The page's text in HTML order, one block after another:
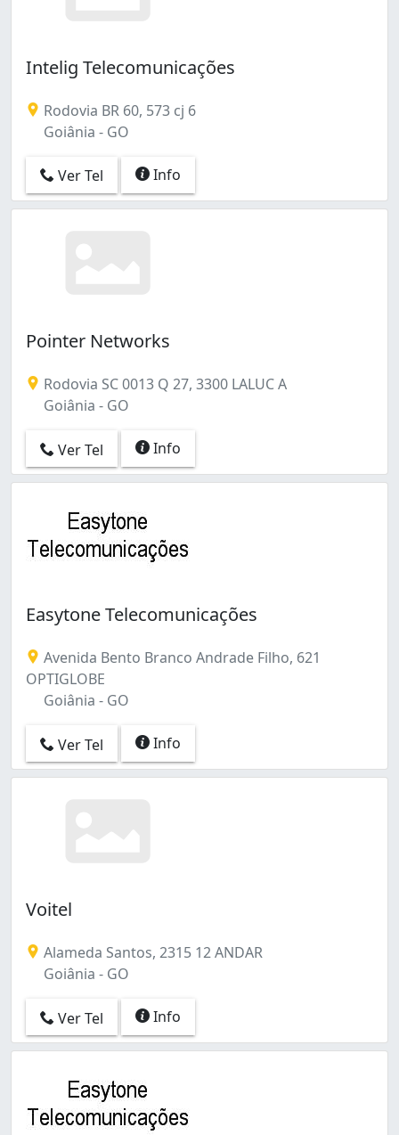
Intelig Telecomunicações
Rodovia BR 60, 573 cj 6
Goiânia - GO
Ver Tel Info
Pointer Networks
Rodovia SC 0013 Q 27, 3300 LALUC A
Goiânia - GO
Ver Tel Info
Easytone Telecomunicações
Avenida Bento Branco Andrade Filho, 621
OPTIGLOBE
Goiânia - GO
Ver Tel Info
Voitel
Alameda Santos, 2315 12 ANDAR
Goiânia - GO
Ver Tel Info